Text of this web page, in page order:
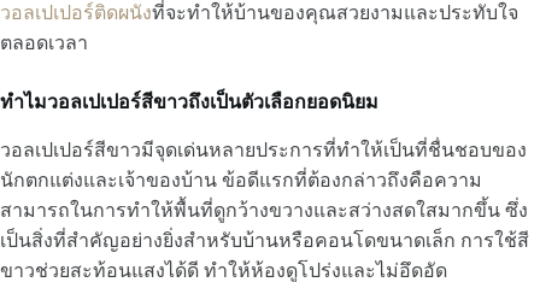
วอลเปเปอร์ติดผนังที่จะทำให้บ้านของคุณสวยงามและประทับใจ
ตลอดเวลา
ทำไมวอลเปเปอร์สีขาวถึงเป็นตัวเลือกยอดนิยม
วอลเปเปอร์สีขาวมีจุดเด่นหลายประการที่ทำให้เป็นที่ชื่นชอบของ
นักตกแต่งและเจ้าของบ้าน ข้อดีแรกที่ต้องกล่าวถึงคือความ
สามารถในการทำให้พื้นที่ดูกว้างขวางและสว่างสดใสมากขึ้น ซึ่ง
เป็นสิ่งที่สำคัญอย่างยิ่งสำหรับบ้านหรือคอนโดขนาดเล็ก การใช้สี
ขาวช่วยสะท้อนแสงได้ดี ทำให้ห้องดูโปร่งและไม่อึดอัด